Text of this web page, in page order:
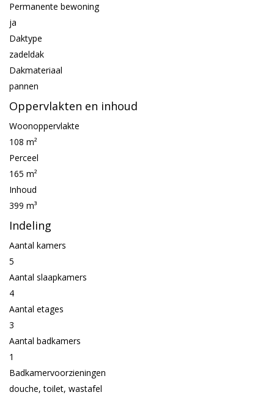
Permanente bewoning
ja
Daktype
zadeldak
Dakmateriaal
pannen
Oppervlakten en inhoud
Woonoppervlakte
108 m²
Perceel
165 m²
Inhoud
399 m³
Indeling
Aantal kamers
5
Aantal slaapkamers
4
Aantal etages
3
Aantal badkamers
1
Badkamervoorzieningen
douche, toilet, wastafel